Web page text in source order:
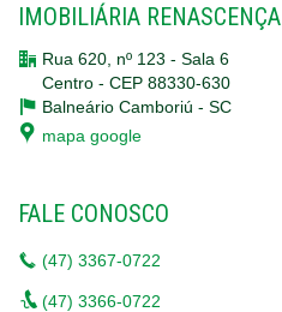
IMOBILIÁRIA RENASCENÇA
Rua 620, nº 123 - Sala 6
Centro - CEP 88330-630
Balneário Camboriú - SC
mapa google
FALE CONOSCO
(47) 3367-0722
(47) 3366-0722